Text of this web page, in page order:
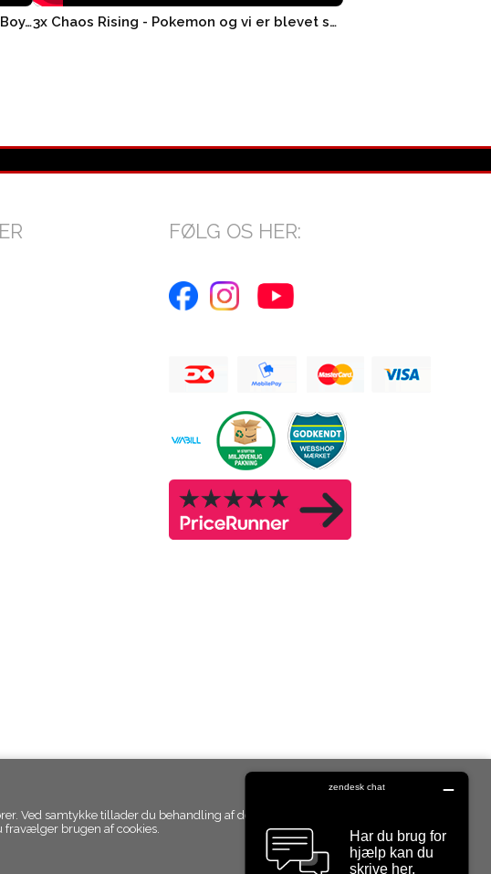
Ved samtykke tillader du behandling af de
fravælger brugen af cookies.
Retro Pokémon, Mario & Zelda på Game Boy, Nintendo Switch .. 3x Chaos Rising - Pokemon og vi er blevet smidt ud! - Pand..
FØLG OS HER: